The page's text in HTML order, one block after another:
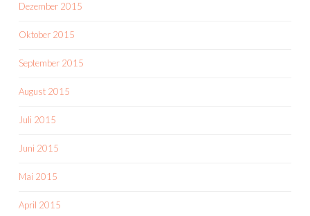
Dezember 2015
Oktober 2015
September 2015
August 2015
Juli 2015
Juni 2015
Mai 2015
April 2015